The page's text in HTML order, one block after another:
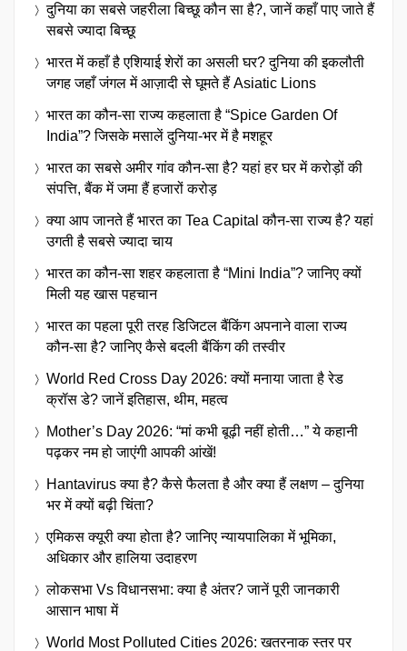
दुनिया का सबसे जहरीला बिच्छू कौन सा है?, जानें कहाँ पाए जाते हैं
सबसे ज्यादा बिच्छू
भारत में कहाँ है एशियाई शेरों का असली घर? दुनिया की इकलौती
जगह जहाँ जंगल में आज़ादी से घूमते हैं Asiatic Lions
भारत का कौन-सा राज्य कहलाता है “Spice Garden Of
India”? जिसके मसालें दुनिया-भर में है मशहूर
भारत का सबसे अमीर गांव कौन-सा है? यहां हर घर में करोड़ों की
संपत्ति, बैंक में जमा हैं हजारों करोड़
क्या आप जानते हैं भारत का Tea Capital कौन-सा राज्य है? यहां
उगती है सबसे ज्यादा चाय
भारत का कौन-सा शहर कहलाता है “Mini India”? जानिए क्यों
मिली यह खास पहचान
भारत का पहला पूरी तरह डिजिटल बैंकिंग अपनाने वाला राज्य
कौन-सा है? जानिए कैसे बदली बैंकिंग की तस्वीर
World Red Cross Day 2026: क्यों मनाया जाता है रेड
क्रॉस डे? जानें इतिहास, थीम, महत्व
Mother’s Day 2026: “मां कभी बूढ़ी नहीं होती…” ये कहानी
पढ़कर नम हो जाएंगी आपकी आंखें!
Hantavirus क्या है? कैसे फैलता है और क्या हैं लक्षण – दुनिया
भर में क्यों बढ़ी चिंता?
एमिकस क्यूरी क्या होता है? जानिए न्यायपालिका में भूमिका,
अधिकार और हालिया उदाहरण
लोकसभा Vs विधानसभा: क्या है अंतर? जानें पूरी जानकारी
आसान भाषा में
World Most Polluted Cities 2026: खतरनाक स्तर पर